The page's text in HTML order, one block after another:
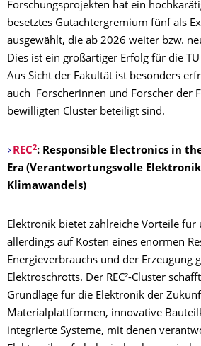
Forschungsprojekten hat ein
besetztes Gutachtergremium fünf als
ausgewählt, die ab 2026 weiter bzw.
Dies ist ein großartiger Erfolg für die
Aus Sicht der Fakultät ist besonders
auch Forscherinnen und Forscher der
bewilligten Cluster beteiligt sind.
REC2: Responsible Electronics in
Era (Verantwortungsvolle
Klimawandels)
Elektronik bietet zahlreiche Vorteile für
allerdings auf Kosten eines enormen
Energieverbrauchs und der Erzeugung
Elektroschrotts. Der REC²-Cluster
Grundlage für die Elektronik der
Materialplattformen, innovative
integrierte Systeme, mit denen